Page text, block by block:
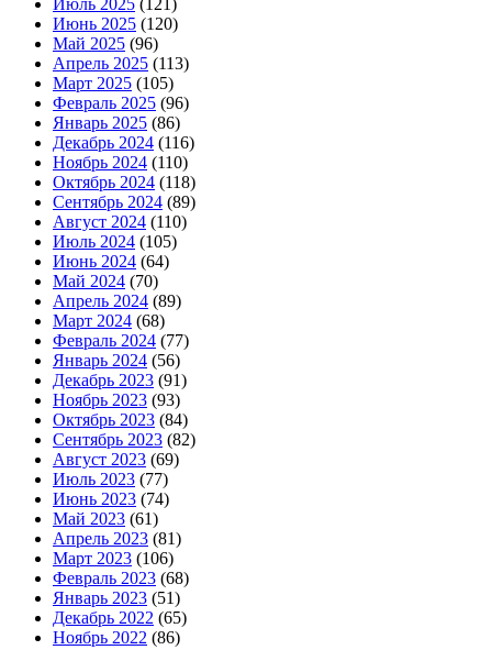
Июль 2025 (121)
Июнь 2025 (120)
Май 2025 (96)
Апрель 2025 (113)
Март 2025 (105)
Февраль 2025 (96)
Январь 2025 (86)
Декабрь 2024 (116)
Ноябрь 2024 (110)
Октябрь 2024 (118)
Сентябрь 2024 (89)
Август 2024 (110)
Июль 2024 (105)
Июнь 2024 (64)
Май 2024 (70)
Апрель 2024 (89)
Март 2024 (68)
Февраль 2024 (77)
Январь 2024 (56)
Декабрь 2023 (91)
Ноябрь 2023 (93)
Октябрь 2023 (84)
Сентябрь 2023 (82)
Август 2023 (69)
Июль 2023 (77)
Июнь 2023 (74)
Май 2023 (61)
Апрель 2023 (81)
Март 2023 (106)
Февраль 2023 (68)
Январь 2023 (51)
Декабрь 2022 (65)
Ноябрь 2022 (86)